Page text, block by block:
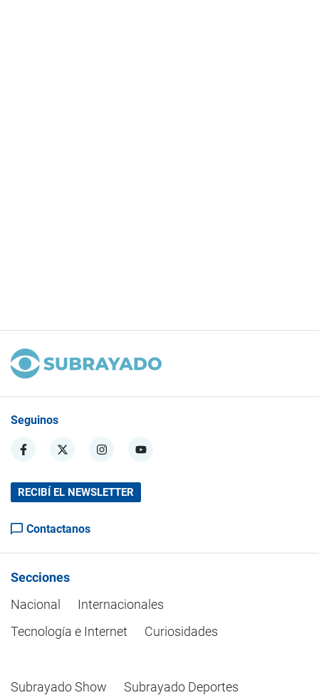
Seguinos
RECIBÍ EL NEWSLETTER
Contactanos
Secciones
Nacional
Internacionales
Tecnología e Internet
Curiosidades
Subrayado Show Subrayado Deportes